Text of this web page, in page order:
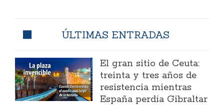
ÚLTIMAS ENTRADAS
El gran sitio de Ceuta:
treinta y tres años de
resistencia mientras
España perdía Gibraltar